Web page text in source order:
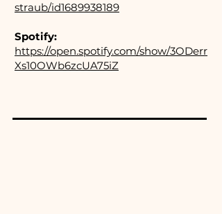
straub/id1689938189
Spotify:
https://open.spotify.com/show/3ODerr
Xs10OWb6zcUA75iZ